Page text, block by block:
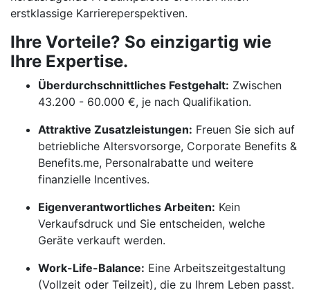
erstklassige Karriereperspektiven.
Ihre Vorteile? So einzigartig wie
Ihre Expertise.
Überdurchschnittliches Festgehalt: Zwischen
43.200 - 60.000 €, je nach Qualifikation.
Attraktive Zusatzleistungen: Freuen Sie sich auf
betriebliche Altersvorsorge, Corporate Benefits &
Benefits.me, Personalrabatte und weitere
finanzielle Incentives.
Eigenverantwortliches Arbeiten: Kein
Verkaufsdruck und Sie entscheiden, welche
Geräte verkauft werden.
Work-Life-Balance: Eine Arbeitszeitgestaltung
(Vollzeit oder Teilzeit), die zu Ihrem Leben passt.